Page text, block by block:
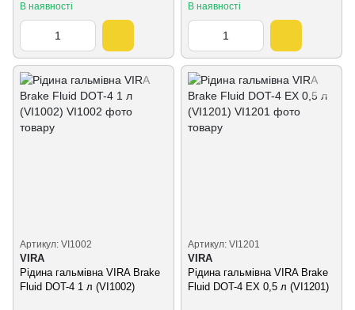
В наявності В наявності
Артикул: VI1002
VIRA
Рідина гальмівна VIRA Brake
Fluid DOT-4 1 л (VI1002)
Артикул: VI1201
VIRA
Рідина гальмівна VIRA Brake
Fluid DOT-4 EX 0,5 л (VI1201)